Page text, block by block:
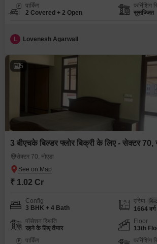
पार्किंग
2 Covered + 2 Open
फर्निशिंग
सुसज्जित
L Lovenesh Agarwall
5
3 बीएचके बिल्डर फ्लोर बिक्री के लिए - सेक्टर 70,
सेक्टर 70, नोएडा
₹ 1.02 Cr
Config
3 BHK + 4 Bath
एरिया
1664
पॉसेशन स्थिति
रहने के लिए तैयार
Floor
13th
पार्किंग
फर्निशिंग